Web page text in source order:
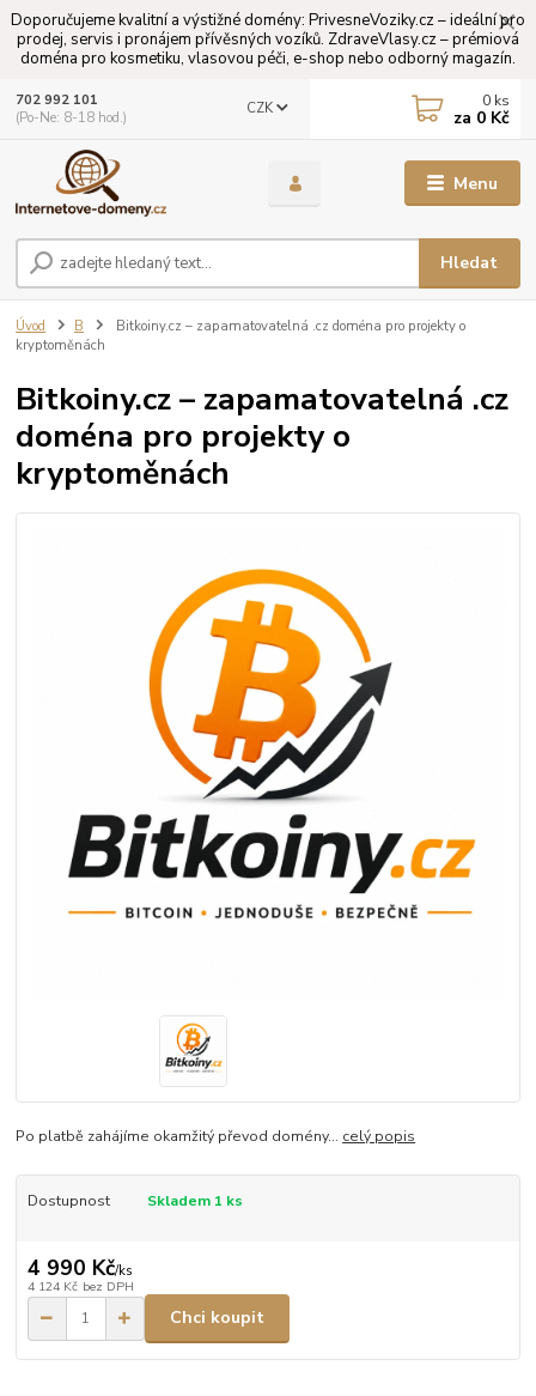
Doporučujeme kvalitní a výstižné domény: PrivesneVoziky.cz – ideální pro
prodej, servis i pronájem přívěsných vozíků. ZdraveVlasy.cz – prémiová
doména pro kosmetiku, vlasovou péči, e-shop nebo odborný magazín.
Menu
CZK
Hledat
702 992 101
(Po-Ne: 8-18 hod.)
0 ks
za 0 Kč
Úvod B
Bitkoiny.cz – zapamatovatelná .cz doména pro projekty o
kryptoměnách
Bitkoiny.cz – zapamatovatelná .cz
doména pro projekty o
kryptoměnách
Po platbě zahájíme okamžitý převod domény... celý popis
Dostupnost Skladem 1 ks
4 990 Kč/ks
4 124 Kč bez DPH
Chci koupit